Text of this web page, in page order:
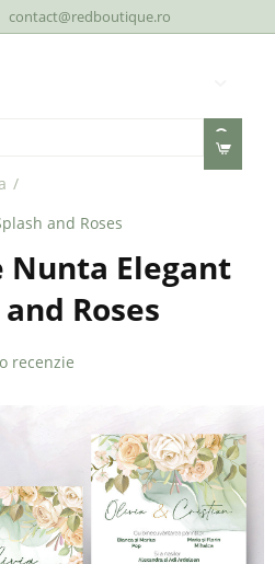
contact@redboutique.ro
/
and Roses
Elegant
Roses
recenzie